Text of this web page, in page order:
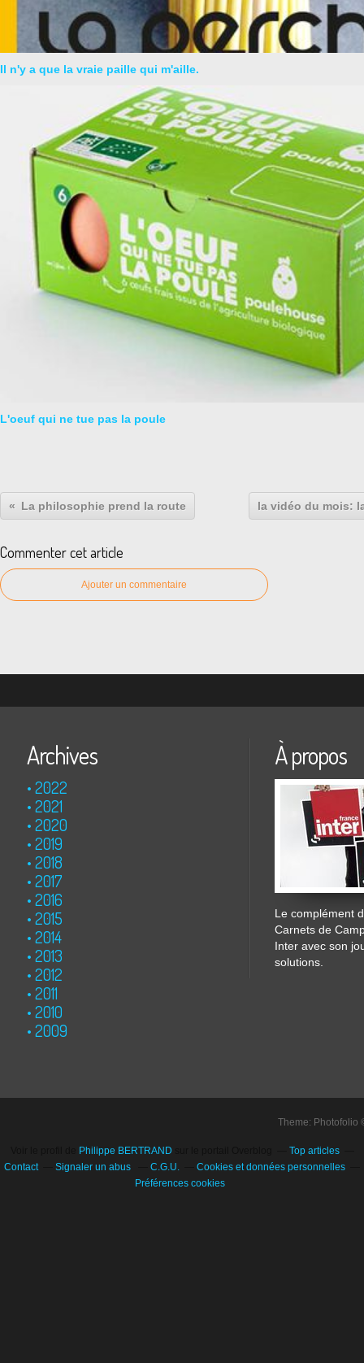
Il n'y a que la vraie paille qui m'aille.
L'oeuf qui ne tue pas la poule
La philosophie prend la route la vidéo du mois:
Commenter cet article
Ajouter un commentaire
Archives
2022
2021
2020
2019
2018
2017
2016
2015
2014
2013
2012
2011
2010
2009
À propos
Le complément
Carnets de
Inter avec son
solutions.
Theme:
Philippe BERTRAND
Top articles
Contact
Signaler un abus C.G.U.
Cookies et données personnelles
Préférences cookies